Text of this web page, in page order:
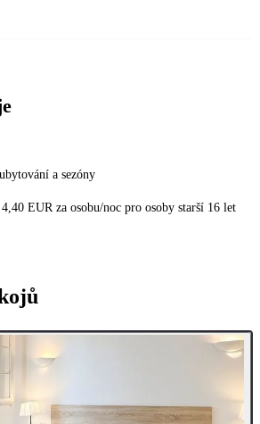
a sezóny
EUR za osobu/noc pro osoby starší 16 let